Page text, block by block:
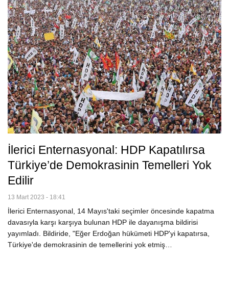
İlerici Enternasyonal: HDP Kapatılırsa
Türkiye’de Demokrasinin Temelleri Yok
Edilir
13 Mart 2023 - 18:41
İlerici Enternasyonal, 14 Mayıs'taki seçimler öncesinde kapatma
davasıyla karşı karşıya bulunan HDP ile dayanışma bildirisi
yayımladı. Bildiride, "Eğer Erdoğan hükümeti HDP'yi kapatırsa,
Türkiye'de demokrasinin de temellerini yok etmiş…